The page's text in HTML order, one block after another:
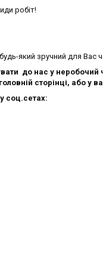
робіт!
який зручний для Вас
до нас у неробочий
сторінці, або у
соц.сетах: